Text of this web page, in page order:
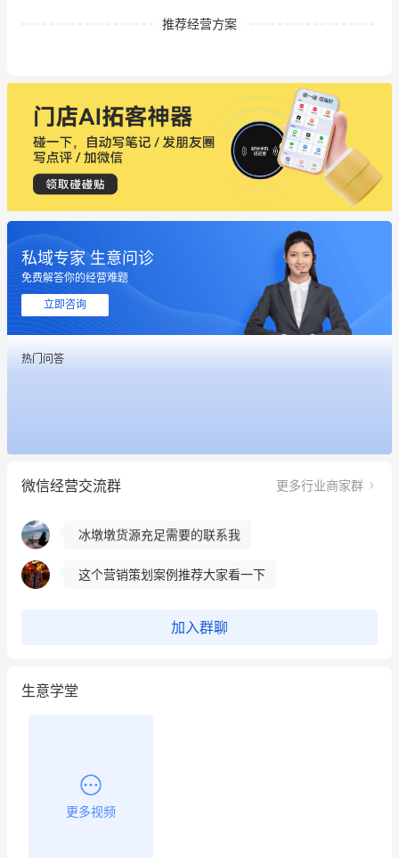
推荐经营方案
私域专家 生意问诊
免费解答你的经营难题
立即咨询
热门问答
微信经营交流群 更多行业商家群
餐饮也得靠私域和服务提高竞争力
昨晚的直播课程太好啦❤️
冰墩墩货源充足需要的联系我
这个营销策划案例推荐大家看一下
加入群聊
生意学堂
更多视频